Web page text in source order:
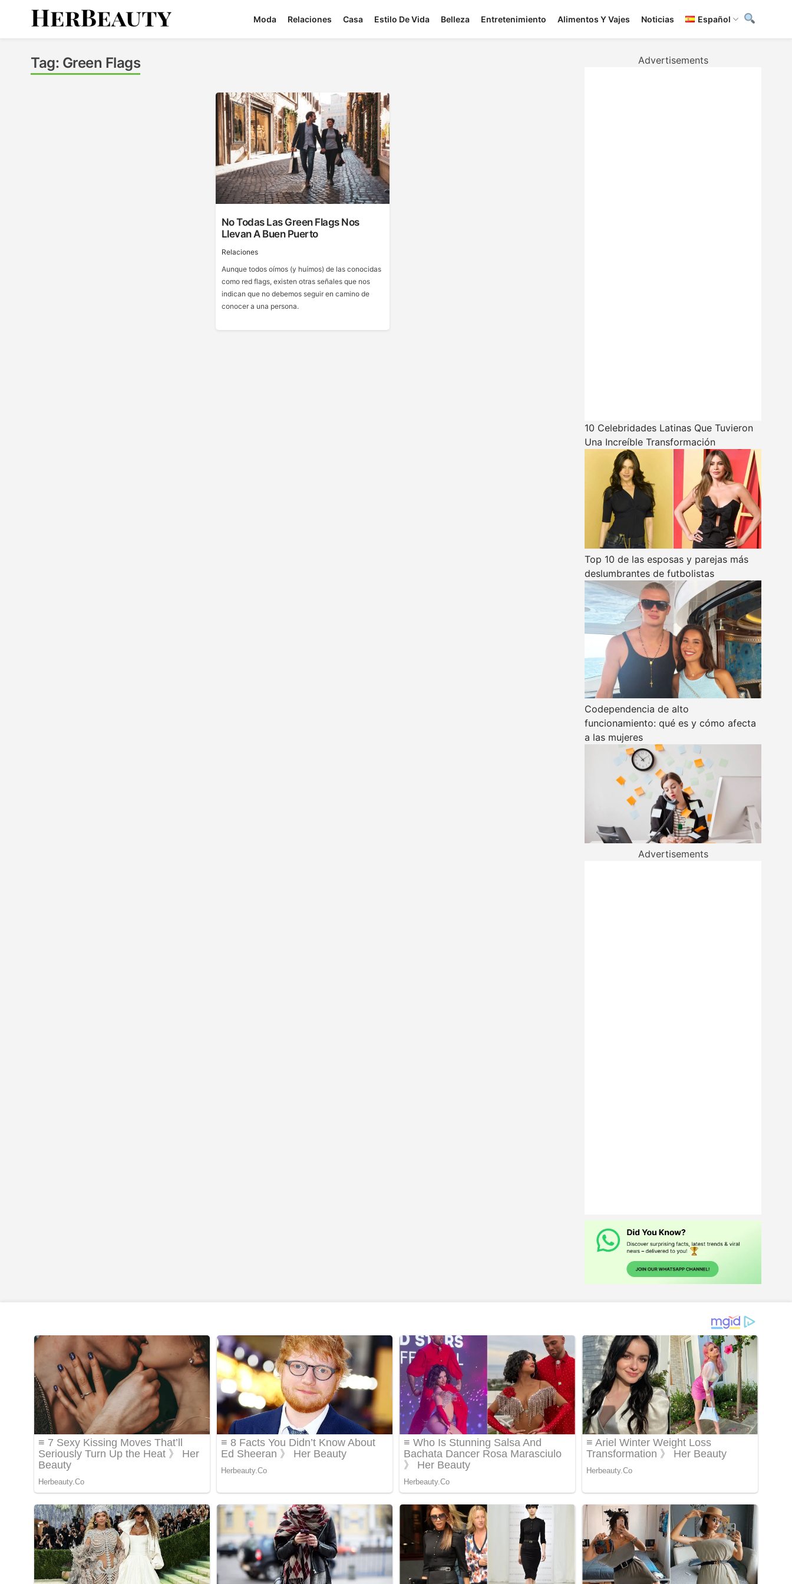
Moda Relaciones Casa Estilo De Vida Belleza Entretenimiento Alimentos Y Vajes Noticias Español
Tag: Green Flags
No Todas Las Green Flags Nos
Llevan A Buen Puerto
Relaciones
Aunque todos oímos (y huímos) de las conocidas
como red flags, existen otras señales que nos
indican que no debemos seguir en camino de
conocer a una persona.
Advertisements
10 Celebridades Latinas Que Tuvieron
Una Increíble Transformación
Top 10 de las esposas y parejas más
deslumbrantes de futbolistas
Codependencia de alto
funcionamiento: qué es y cómo afecta
a las mujeres
Advertisements